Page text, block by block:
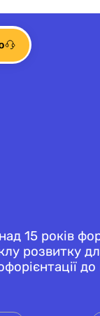
15 років
розвитку